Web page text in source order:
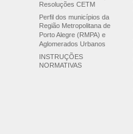
Resoluções CETM
Perfil dos municípios da
Região Metropolitana de
Porto Alegre (RMPA) e
Aglomerados Urbanos
INSTRUÇÕES
NORMATIVAS